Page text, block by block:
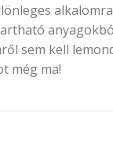
sem kell
még ma!